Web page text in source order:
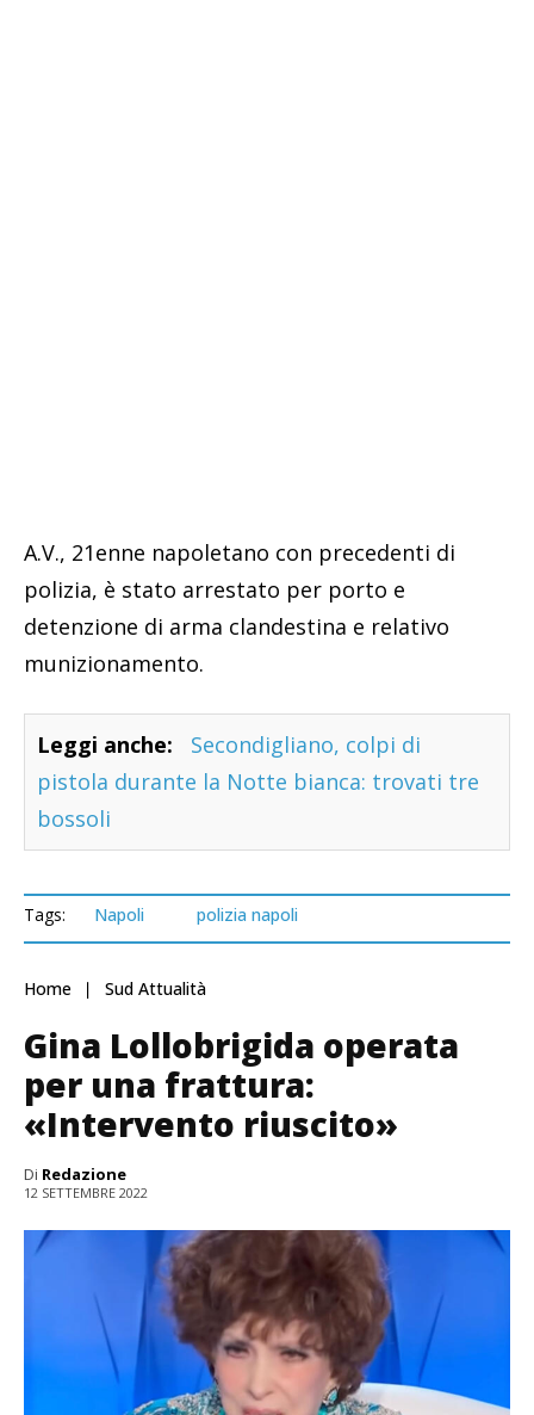
A.V., 21enne napoletano con precedenti di
polizia, è stato arrestato per porto e
detenzione di arma clandestina e relativo
munizionamento.
Leggi anche:
Secondigliano, colpi di
pistola durante la Notte bianca: trovati tre
bossoli
Tags: Napoli polizia napoli
Home Sud Attualità
Gina Lollobrigida operata
per una frattura:
«Intervento riuscito»
Di Redazione
12 SETTEMBRE 2022